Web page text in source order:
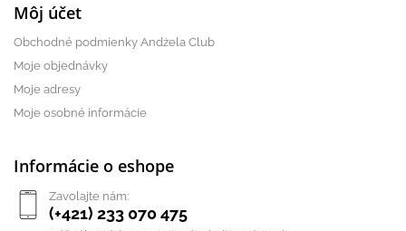
Môj účet
Obchodné podmienky Andżela Club
Moje objednávky
Moje adresy
Moje osobné informácie
Informácie o eshope
Zavolajte nám:
(+421) 233 070 475